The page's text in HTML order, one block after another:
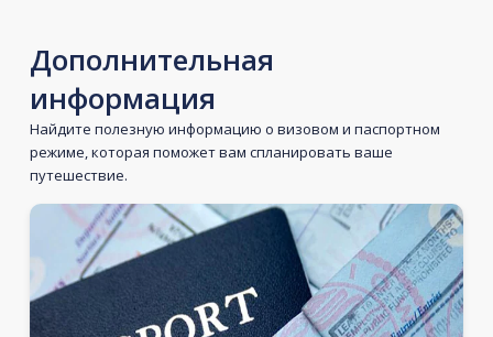
Дополнительная
информация
Найдите полезную информацию о визовом и паспортном
режиме, которая поможет вам спланировать ваше
путешествие.